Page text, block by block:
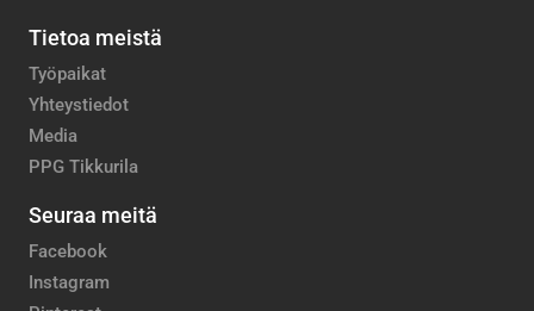
Tietoa meistä
Työpaikat
Yhteystiedot
Media
PPG Tikkurila
Seuraa meitä
Facebook
Instagram